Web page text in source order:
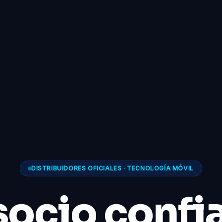
DISTRIBUIDORES OFICIALES · TECNOLOGÍA MÓVIL